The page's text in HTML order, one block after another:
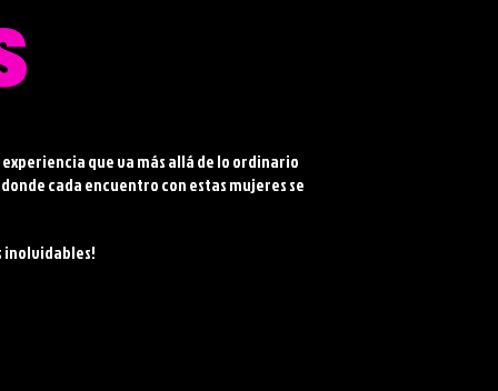
que va más allá de lo ordinario
cada encuentro con estas mujeres se
inolvidables!